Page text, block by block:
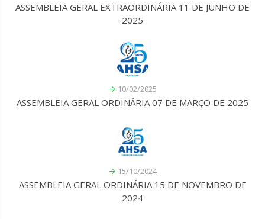
ASSEMBLEIA GERAL EXTRAORDINÁRIA 11 DE JUNHO DE
2025
10/02/2025
ASSEMBLEIA GERAL ORDINÁRIA 07 DE MARÇO DE 2025
15/10/2024
ASSEMBLEIA GERAL ORDINÁRIA 15 DE NOVEMBRO DE
2024